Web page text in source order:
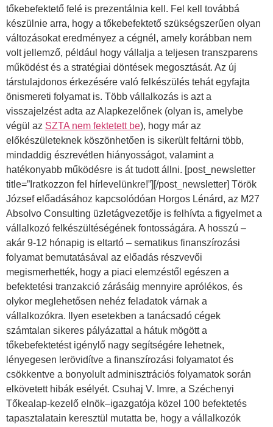
tőkebefektető felé is prezentálnia kell. Fel kell továbbá
készülnie arra, hogy a tőkebefektető szükségszerűen olyan
változásokat eredményez a cégnél, amely korábban nem
volt jellemző, például hogy vállalja a teljesen transzparens
működést és a stratégiai döntések megosztását. Az új
társtulajdonos érkezésére való felkészülés tehát egyfajta
önismereti folyamat is. Több vállalkozás is azt a
visszajelzést adta az Alapkezelőnek (olyan is, amelybe
végül az SZTA nem fektetett be), hogy már az
előkészületeknek köszönhetően is sikerült feltárni több,
mindaddig észrevétlen hiányosságot, valamint a
hatékonyabb működésre is át tudott állni. [post_newsletter
title=”Iratkozzon fel hírlevelünkre!”][/post_newsletter] Török
József előadásához kapcsolódóan Horgos Lénárd, az M27
Absolvo Consulting üzletágvezetője is felhívta a figyelmet a
vállalkozó felkészültéségének fontosságára. A hosszú –
akár 9-12 hónapig is eltartó – sematikus finanszírozási
folyamat bemutatásával az előadás részvevői
megismerhették, hogy a piaci elemzéstől egészen a
befektetési tranzakció zárásáig mennyire aprólékos, és
olykor meglehetősen nehéz feladatok várnak a
vállalkozókra. Ilyen esetekben a tanácsadó cégek
számtalan sikeres pályázattal a hátuk mögött a
tőkebefektetést igénylő nagy segítségére lehetnek,
lényegesen lerövidítve a finanszírozási folyamatot és
csökkentve a bonyolult adminisztrációs folyamatok során
elkövetett hibák esélyét. Csuhaj V. Imre, a Széchenyi
Tőkealap-kezelő elnök–igazgatója közel 100 befektetés
tapasztalatain keresztül mutatta be, hogy a vállalkozók